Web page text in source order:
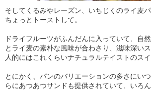
そしてくるみやレーズン、いちじくのライ麦
ちょっとトーストして。
ドライフルーツがふんだんに入っていて、自
とライ麦の素朴な風味が合わさり、滋味深い
人的にはこれくらいナチュラルテイストのスイ
とにかく、パンのバリエーションの多さにい
らにあつあつサンドも提供されていて、いろ